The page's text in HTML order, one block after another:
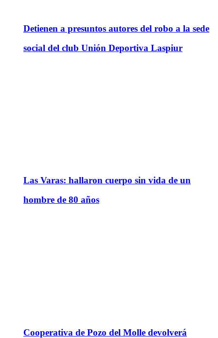
Detienen a presuntos autores del robo a la sede
social del club Unión Deportiva Laspiur
Las Varas: hallaron cuerpo sin vida de un
hombre de 80 años
Cooperativa de Pozo del Molle devolverá